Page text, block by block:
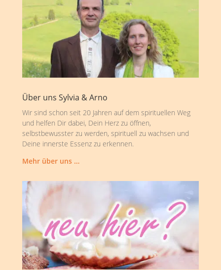
Über uns Sylvia & Arno
Wir sind schon seit 20 Jahren auf dem spirituellen Weg
und helfen Dir dabei, Dein Herz zu öffnen,
selbstbewusster zu werden, spirituell zu wachsen und
Deine innerste Essenz zu erkennen.
Mehr über uns …